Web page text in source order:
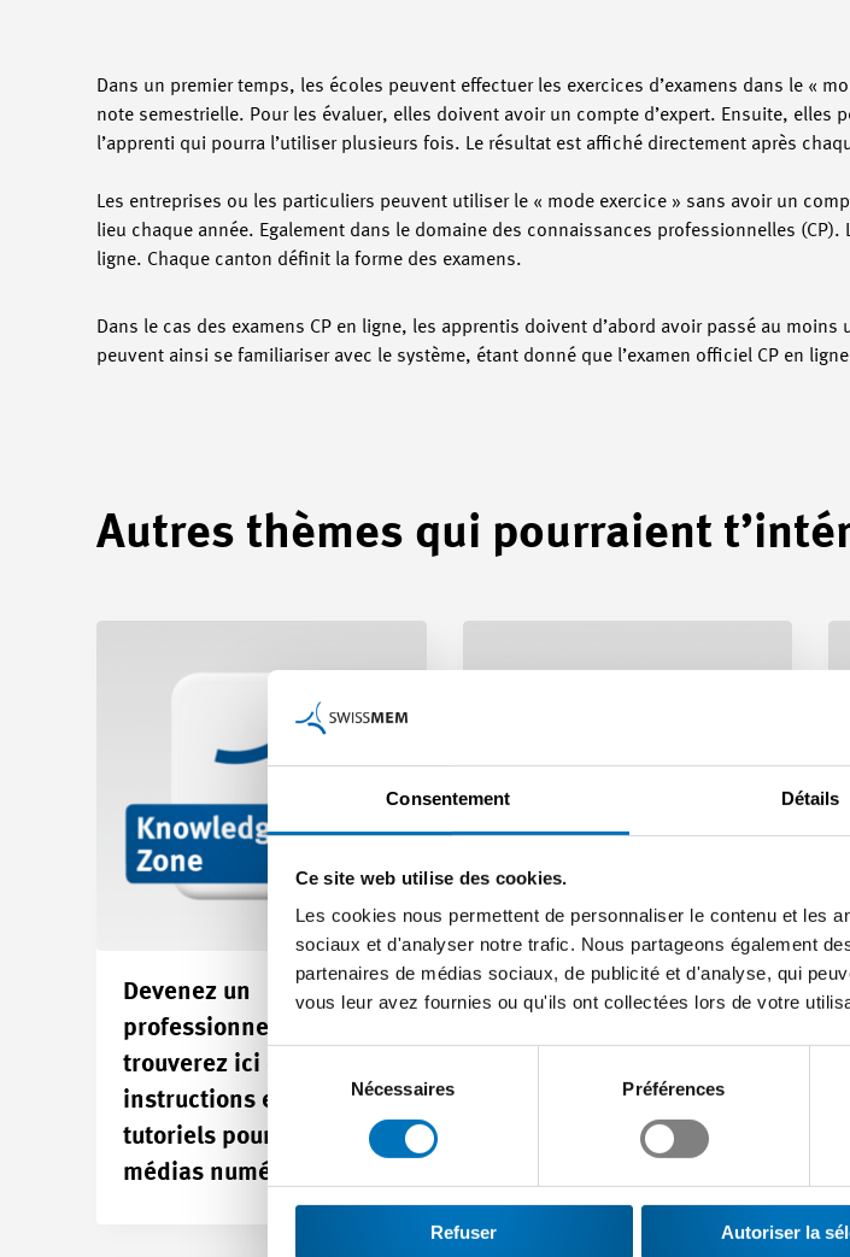
Consentement Détails
Ce site web utilise des cookies.
Les cookies nous permettent de personnaliser le contenu et les
sociaux et d'analyser notre trafic. Nous partageons également
partenaires de médias sociaux, de publicité et d'analyse, qui
vous leur avez fournies ou qu'ils ont collectées lors de votre
Nécessaires Préférences
Refuser Autoriser la
Dans un premier temps, les écoles peuvent effectuer les exercices d’examens dans le «
note semestrielle. Pour les évaluer, elles doivent avoir un compte d’expert. Ensuite, elles
l’apprenti qui pourra l’utiliser plusieurs fois. Le résultat est affiché directement après
Les entreprises ou les particuliers peuvent utiliser le « mode exercice » sans avoir un
lieu chaque année. Egalement dans le domaine des connaissances professionnelles
ligne. Chaque canton définit la forme des examens.
Dans le cas des examens CP en ligne, les apprentis doivent d’abord avoir passé au moins
peuvent ainsi se familiariser avec le système, étant donné que l’examen officiel CP en
Autres thèmes qui pourraient
Devenez un
professionnel - vous
trouverez ici des
instructions et des
tutoriels pour nos
médias numériques.
Moodle